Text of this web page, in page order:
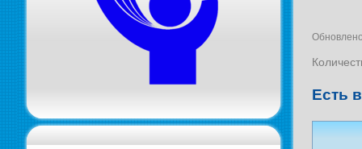
Есть